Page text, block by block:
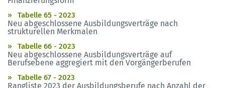
Tabelle 65 - 2023
Neu abgeschlossene Ausbildungsverträge nach
strukturellen Merkmalen
Tabelle 66 - 2023
Neu abgeschlossene Ausbildungsverträge auf
Berufsebene aggregiert mit den Vorgängerberufen
Tabelle 67 - 2023
Rangliste 2023 der Ausbildungsberufe nach Anzahl der